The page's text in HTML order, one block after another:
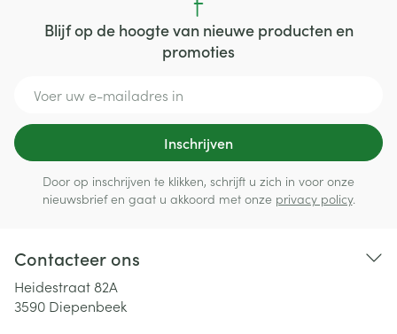
Blijf op de hoogte van nieuwe producten en
promoties
Inschrijven
Door op inschrijven te klikken, schrijft u zich in voor onze
nieuwsbrief en gaat u akkoord met onze privacy policy.
Contacteer ons
Heidestraat 82A
3590 Diepenbeek